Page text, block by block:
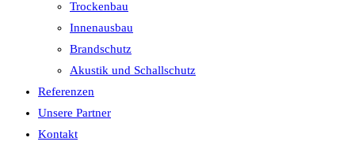
Trockenbau
Innenausbau
Brandschutz
Akustik und Schallschutz
Referenzen
Unsere Partner
Kontakt